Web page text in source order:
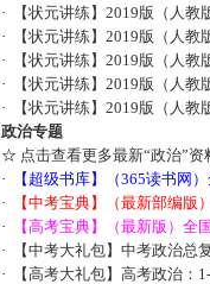
·
【状元讲练】2019版（人
·
【状元讲练】2019版（人
·
【状元讲练】2019版（人
·
【状元讲练】2019版（人
·
【状元讲练】2019版（人
政治专题
☆ 点击查看更多最新“政治”
·
【超级书库】（365读书网
·
【中考宝典】（最新部编版
·
【高考宝典】（最新版）全
·
【中考大礼包】中考政治总
·
【高考大礼包】高考政治：